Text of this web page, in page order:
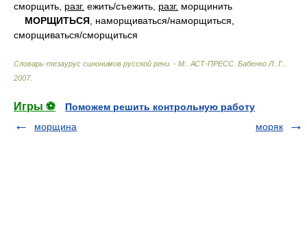
сморщить, разг. ежить/съежить, разг. морщинить
МОРЩИТЬСЯ , наморщиваться/наморщиться,
сморщиваться/сморщиться
Словарь-тезаурус синонимов русской речи. - М:. АСТ-ПРЕСС Бабенко Л. Г.
2007.
Игры ⚽
Поможем решить контрольную работу
морщина
моряк